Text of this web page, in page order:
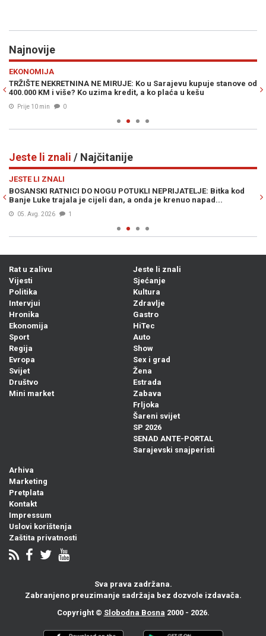
Najnovije
EKONOMIJA
TRŽIŠTE NEKRETNINA NE MIRUJE: Ko u Sarajevu kupuje stanove od
400.000 KM i više? Ko uzima kredit, a ko plaća u kešu
Prije 10 min 0
Jeste li znali / Najčitanije
JESTE LI ZNALI
BOSANSKI RATNICI DO NOGU POTUKLI NEPRIJATELJE: Bitka kod
Banje Luke trajala je cijeli dan, a onda je krenuo napad...
05. Avg. 2026 1
Rat u zalivu
Vijesti
Politika
Intervjui
Hronika
Ekonomija
Sport
Regija
Evropa
Svijet
Društvo
Mini market
Jeste li znali
Sjećanje
Kultura
Zdravlje
Gastro
HiTec
Auto
Show
Sex i grad
Žena
Estrada
Zabava
Frljoka
Šareni svijet
SP 2026
SENAD ANTE-PORTAL
Sarajevski snajperisti
Arhiva
Marketing
Pretplata
Kontakt
Impressum
Uslovi korištenja
Zaštita privatnosti
Sva prava zadržana.
Zabranjeno preuzimanje sadržaja bez dozvole izdavača.
Copyright © Slobodna Bosna 2000 - 2026.